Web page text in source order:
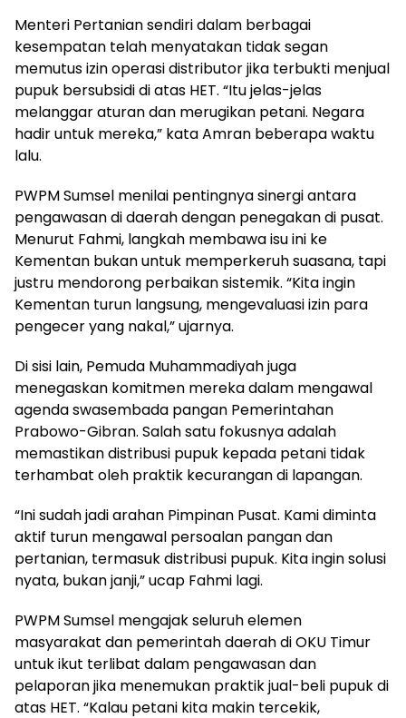
Menteri Pertanian sendiri dalam berbagai
kesempatan telah menyatakan tidak segan
memutus izin operasi distributor jika terbukti menjual
pupuk bersubsidi di atas HET. “Itu jelas-jelas
melanggar aturan dan merugikan petani. Negara
hadir untuk mereka,” kata Amran beberapa waktu
lalu.
PWPM Sumsel menilai pentingnya sinergi antara
pengawasan di daerah dengan penegakan di pusat.
Menurut Fahmi, langkah membawa isu ini ke
Kementan bukan untuk memperkeruh suasana, tapi
justru mendorong perbaikan sistemik. “Kita ingin
Kementan turun langsung, mengevaluasi izin para
pengecer yang nakal,” ujarnya.
Di sisi lain, Pemuda Muhammadiyah juga
menegaskan komitmen mereka dalam mengawal
agenda swasembada pangan Pemerintahan
Prabowo-Gibran. Salah satu fokusnya adalah
memastikan distribusi pupuk kepada petani tidak
terhambat oleh praktik kecurangan di lapangan.
“Ini sudah jadi arahan Pimpinan Pusat. Kami diminta
aktif turun mengawal persoalan pangan dan
pertanian, termasuk distribusi pupuk. Kita ingin solusi
nyata, bukan janji,” ucap Fahmi lagi.
PWPM Sumsel mengajak seluruh elemen
masyarakat dan pemerintah daerah di OKU Timur
untuk ikut terlibat dalam pengawasan dan
pelaporan jika menemukan praktik jual-beli pupuk di
atas HET. “Kalau petani kita makin tercekik,